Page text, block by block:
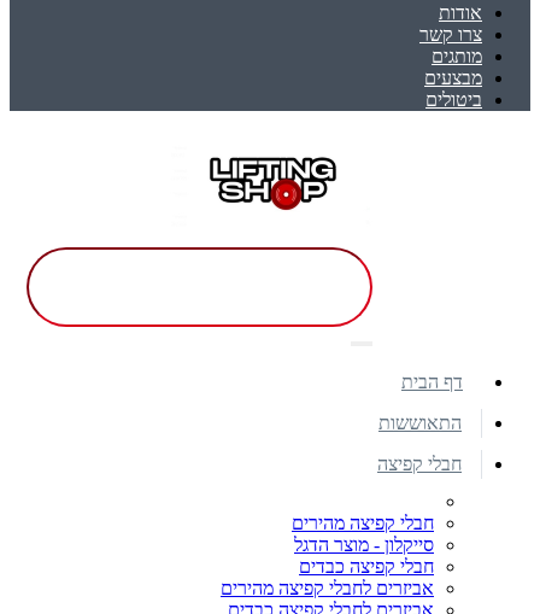
אודות
צרו קשר
מותגים
מבצעים
ביטולים
דף הבית
התאוששות
חבלי קפיצה
חבלי קפיצה מהירים
סייקלון - מוצר הדגל
חבלי קפיצה כבדים
אביזרים לחבלי קפיצה מהירים
אביזרים לחבלי קפיצה כבדים